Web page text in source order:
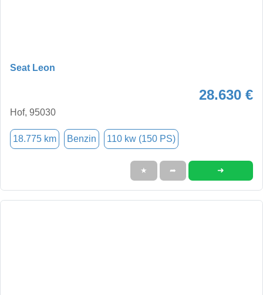
Seat Leon
28.630 €
Hof, 95030
18.775 km Benzin 110 kw (150 PS)
★ ➦ ➜